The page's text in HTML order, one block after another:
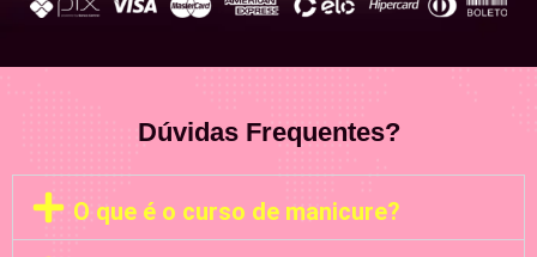
Dúvidas Frequentes?
O que é o curso de manicure?